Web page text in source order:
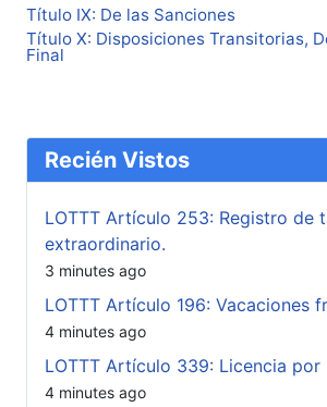
Título IX: De las Sanciones
Título X: Disposiciones Transitorias,
Final
Recién Vistos
LOTTT Artículo 253: Registro de
extraordinario.
3 minutes ago
LOTTT Artículo 196: Vacaciones
4 minutes ago
LOTTT Artículo 339: Licencia por
4 minutes ago